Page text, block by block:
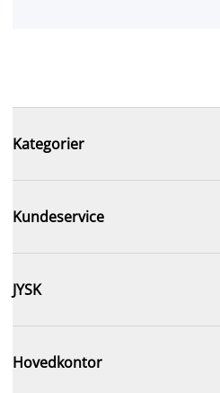
Kategorier
Kundeservice
JYSK
Hovedkontor